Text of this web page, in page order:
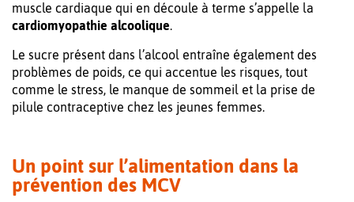
muscle cardiaque qui en découle à terme s’appelle la
cardiomyopathie alcoolique.
Le sucre présent dans l’alcool entraîne également des
problèmes de poids, ce qui accentue les risques, tout
comme le stress, le manque de sommeil et la prise de
pilule contraceptive chez les jeunes femmes.
Un point sur l’alimentation dans la
prévention des MCV